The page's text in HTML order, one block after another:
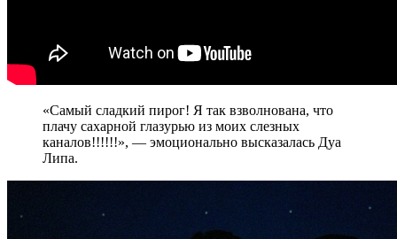
«Самый сладкий пирог! Я так взволнована, что
плачу сахарной глазурью из моих слезных
каналов!!!!!!», — эмоционально высказалась Дуа
Липа.